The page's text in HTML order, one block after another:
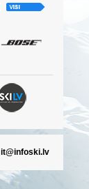
it@infoski.lv